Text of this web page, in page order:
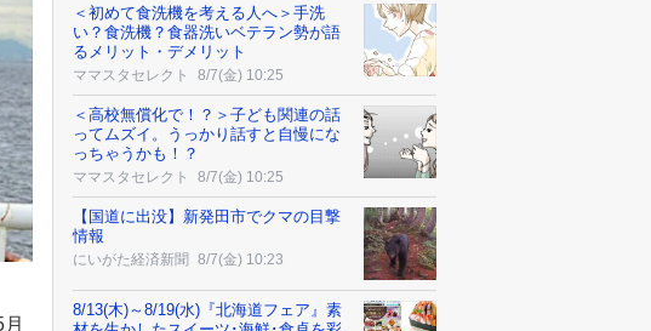
＜初めて食洗機を考える人へ＞手洗
い？食洗機？食器洗いベテラン勢が語
るメリット・デメリット
ママスタセレクト 8/7(金) 10:25
＜高校無償化で！？＞子ども関連の話
ってムズイ。うっかり話すと自慢にな
っちゃうかも！？
ママスタセレクト 8/7(金) 10:25
【国道に出没】新発田市でクマの目撃
情報
にいがた経済新聞 8/7(金) 10:23
8/13(木)～8/19(水)『北海道フェア』素